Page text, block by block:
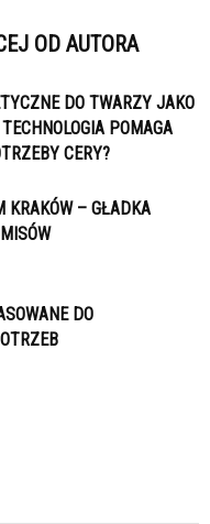
OD AUTORA
DO TWARZY JAKO
POMAGA
CERY?
KRAKÓW – GŁADKA
DO